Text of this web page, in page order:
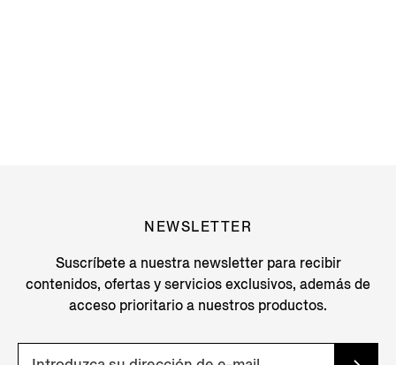
NEWSLETTER
Suscríbete a nuestra newsletter para recibir
contenidos, ofertas y servicios exclusivos, además de
acceso prioritario a nuestros productos.